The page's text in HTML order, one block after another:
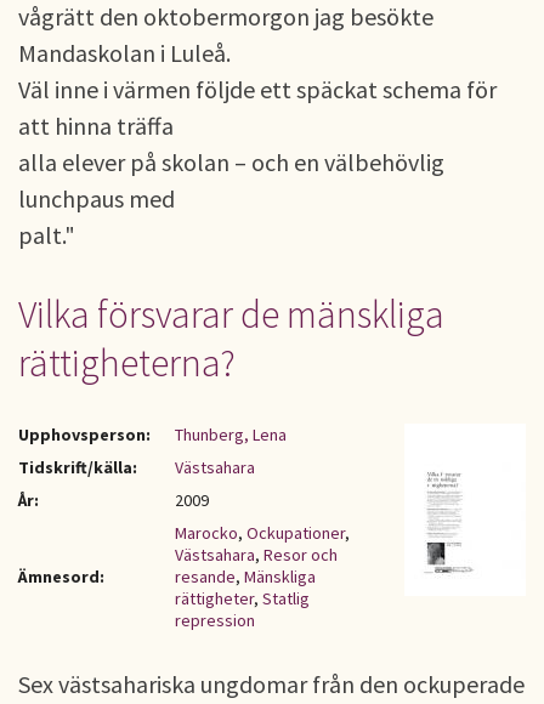
vågrätt den oktobermorgon jag besökte
Mandaskolan i Luleå.
Väl inne i värmen följde ett späckat schema för
att hinna träffa
alla elever på skolan – och en välbehövlig
lunchpaus med
palt."
Vilka försvarar de mänskliga
rättigheterna?
Upphovsperson:
Thunberg, Lena
Tidskrift/källa:
Västsahara
År:
2009
Ämnesord:
Marocko, Ockupationer,
Västsahara, Resor och
resande, Mänskliga
rättigheter, Statlig
repression
Sex västsahariska ungdomar från den ockuperade